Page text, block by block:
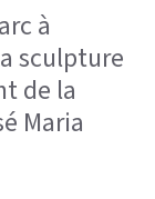
à
sculpture
de la
Maria